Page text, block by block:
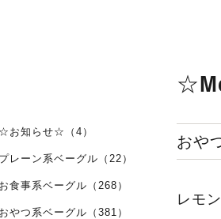
おや
レモ
☆お知らせ☆（4）
プレーン系ベーグル（22）
お食事系ベーグル（268）
おやつ系ベーグル（381）